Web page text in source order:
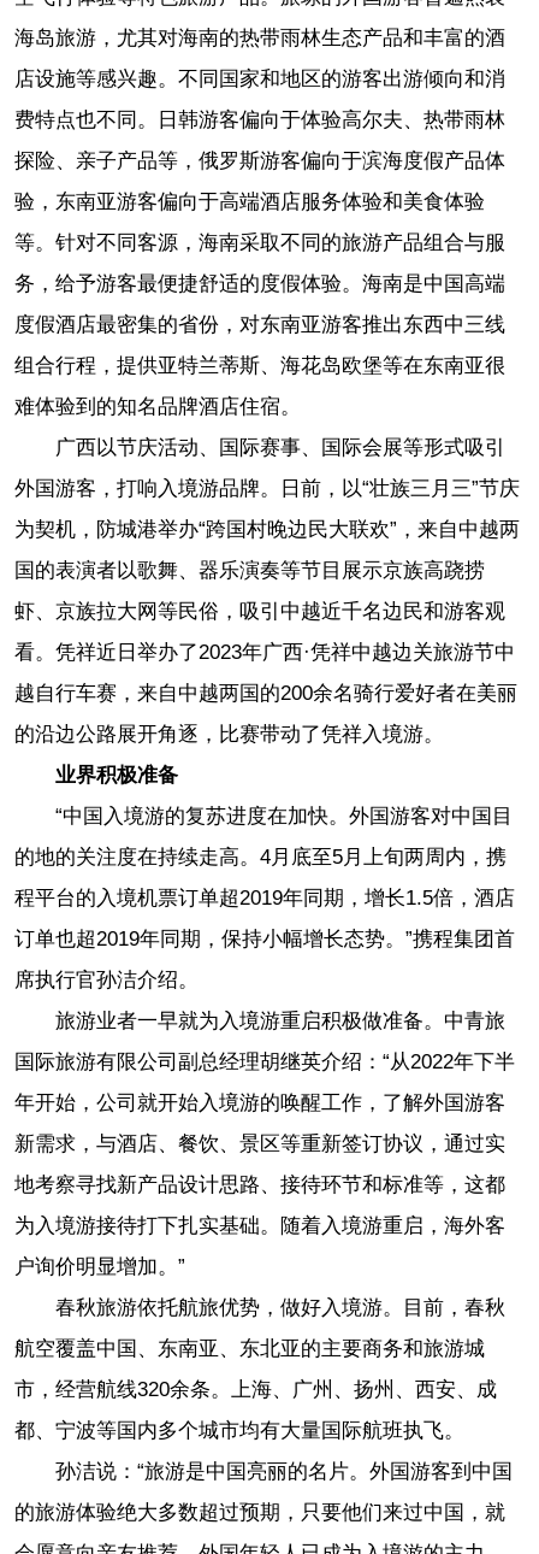
海岛旅游，尤其对海南的热带雨林生态产品和丰富的酒
店设施等感兴趣。不同国家和地区的游客出游倾向和消
费特点也不同。日韩游客偏向于体验高尔夫、热带雨林
探险、亲子产品等，俄罗斯游客偏向于滨海度假产品体
验，东南亚游客偏向于高端酒店服务体验和美食体验
等。针对不同客源，海南采取不同的旅游产品组合与服
务，给予游客最便捷舒适的度假体验。海南是中国高端
度假酒店最密集的省份，对东南亚游客推出东西中三线
组合行程，提供亚特兰蒂斯、海花岛欧堡等在东南亚很
难体验到的知名品牌酒店住宿。
广西以节庆活动、国际赛事、国际会展等形式吸引
外国游客，打响入境游品牌。日前，以“壮族三月三”节庆
为契机，防城港举办“跨国村晚边民大联欢”，来自中越两
国的表演者以歌舞、器乐演奏等节目展示京族高跷捞
虾、京族拉大网等民俗，吸引中越近千名边民和游客观
看。凭祥近日举办了2023年广西·凭祥中越边关旅游节中
越自行车赛，来自中越两国的200余名骑行爱好者在美丽
的沿边公路展开角逐，比赛带动了凭祥入境游。
业界积极准备
“中国入境游的复苏进度在加快。外国游客对中国目
的地的关注度在持续走高。4月底至5月上旬两周内，携
程平台的入境机票订单超2019年同期，增长1.5倍，酒店
订单也超2019年同期，保持小幅增长态势。”携程集团首
席执行官孙洁介绍。
旅游业者一早就为入境游重启积极做准备。中青旅
国际旅游有限公司副总经理胡继英介绍：“从2022年下半
年开始，公司就开始入境游的唤醒工作，了解外国游客
新需求，与酒店、餐饮、景区等重新签订协议，通过实
地考察寻找新产品设计思路、接待环节和标准等，这都
为入境游接待打下扎实基础。随着入境游重启，海外客
户询价明显增加。”
春秋旅游依托航旅优势，做好入境游。目前，春秋
航空覆盖中国、东南亚、东北亚的主要商务和旅游城
市，经营航线320余条。上海、广州、扬州、西安、成
都、宁波等国内多个城市均有大量国际航班执飞。
孙洁说：“旅游是中国亮丽的名片。外国游客到中国
的旅游体验绝大多数超过预期，只要他们来过中国，就